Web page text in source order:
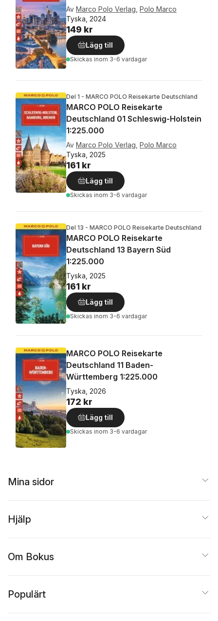
Av Marco Polo Verlag Polo Marco
Tyska, 2024
149 kr
Lägg till
Skickas inom 3-6 vardagar
Del 1 - MARCO POLO Reisekarte Deutschland
MARCO POLO Reisekarte
Deutschland 01 Schleswig-Holstein
1:225.000
Av Marco Polo Verlag Polo Marco
Tyska, 2025
161 kr
Lägg till
Skickas inom 3-6 vardagar
Del 13 - MARCO POLO Reisekarte Deutschland
MARCO POLO Reisekarte
Deutschland 13 Bayern Süd
1:225.000
Tyska, 2025
161 kr
Lägg till
Skickas inom 3-6 vardagar
MARCO POLO Reisekarte
Deutschland 11 Baden-
Württemberg 1:225.000
Tyska, 2026
172 kr
Lägg till
Skickas inom 3-6 vardagar
Mina sidor
Hjälp
Om Bokus
Populärt